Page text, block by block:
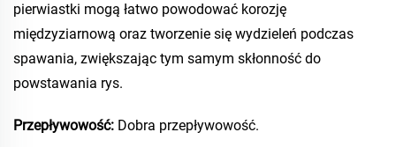
pierwiastki mogą łatwo powodować korozję
międzyziarnową oraz tworzenie się wydzieleń podczas
spawania, zwiększając tym samym skłonność do
powstawania rys.
Przepływowość: Dobra przepływowość.